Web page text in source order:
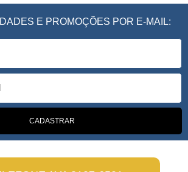
E PROMOÇÕES POR E-MAIL: